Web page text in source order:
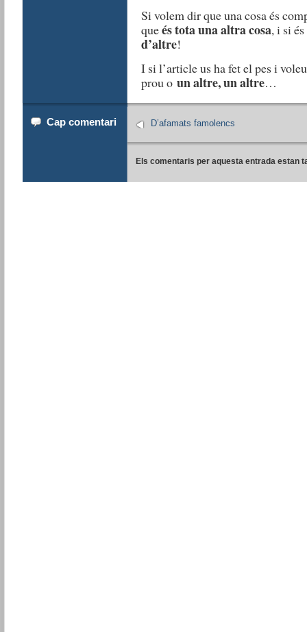
Si volem dir que una cosa és
queés tota una altra cosa, i si
d’altre!
I si l’article us ha fet el pes i
prou o un altre, un altre…
Cap comentari D’afamats famolencs
Els comentaris per aquesta entrada estan